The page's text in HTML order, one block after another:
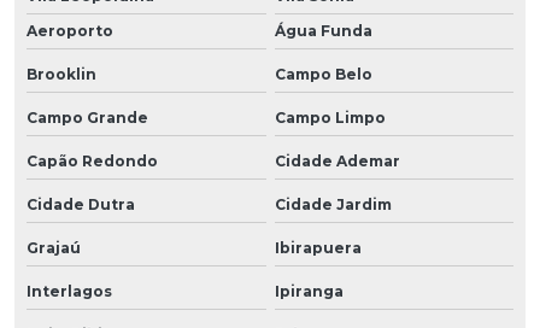
Aeroporto
Água Funda
Brooklin Campo Belo
Campo Grande Campo Limpo
Capão Redondo Cidade Ademar
Cidade Dutra Cidade Jardim
Grajaú Ibirapuera
Interlagos Ipiranga